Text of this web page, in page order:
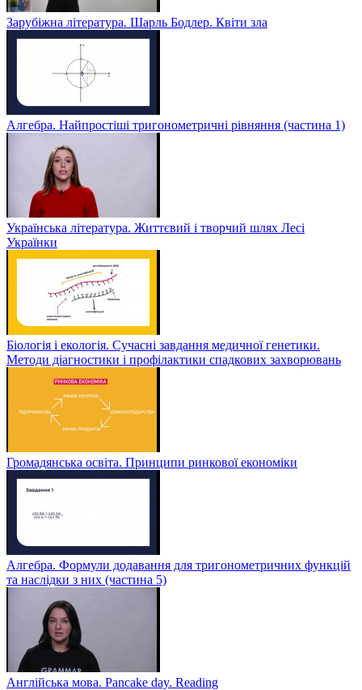
Зарубіжна література. Шарль Бодлер. Квіти зла
Алгебра. Найпростіші тригонометричні рівняння (частина 1)
Українська література. Життєвий і творчий шлях Лесі
Українки
Біологія і екологія. Сучасні завдання медичної генетики.
Методи діагностики і профілактики спадкових захворювань
Громадянська освіта. Принципи ринкової економіки
Алгебра. Формули додавання для тригонометричних функцій
та наслідки з них (частина 5)
Англійська мова. Pancake day. Reading